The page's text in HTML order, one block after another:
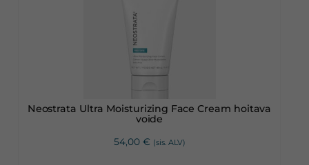
Neostrata Ultra Moisturizing Face Cream hoitava
voide
54,00 € (sis. ALV)